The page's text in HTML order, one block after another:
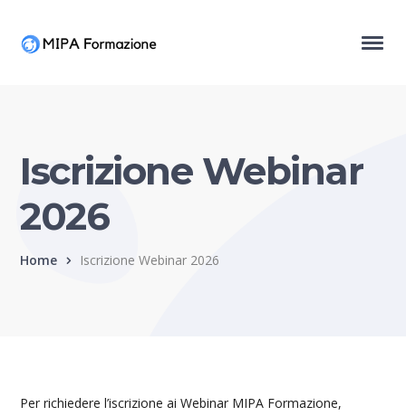
Iscrizione Webinar
2026
Home Iscrizione Webinar 2026
Per richiedere l’iscrizione ai Webinar MIPA Formazione,